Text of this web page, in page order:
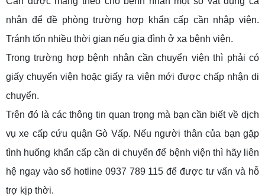
nhân để đề phòng trường hợp khẩn cấp cần nhập viện.
Tránh tốn nhiều thời gian nếu gia đình ở xa bệnh viện.
Trong trường hợp bệnh nhân cần chuyển viện thì phải có
giấy chuyển viện hoặc giấy ra viện mới được chấp nhận di
chuyển.
Trên đó là các thông tin quan trọng mà bạn cần biết về dịch
vụ xe cấp cứu quận Gò Vấp. Nếu người thân của bạn gặp
tình huống khẩn cấp cần di chuyển để bệnh viện thì hãy liên
hệ ngay vào số hotline 0937 789 115 để được tư vấn và hỗ
trợ kịp thời.